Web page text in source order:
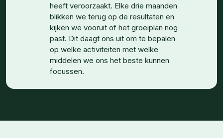
heeft veroorzaakt. Elke drie maanden
blikken we terug op de resultaten en
kijken we vooruit of het groeiplan nog
past. Dit daagt ons uit om te bepalen
op welke activiteiten met welke
middelen we ons het beste kunnen
focussen.